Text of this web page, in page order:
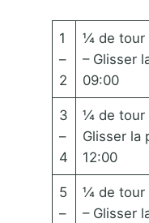
1
–
2
¼ de tour
– Glisser
09:00
3
–
4
¼ de tour
Glisser la
12:00
5
–
¼ de tour
– Glisser